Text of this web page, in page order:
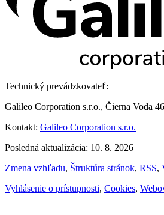
Technický prevádzkovateľ:
Galileo Corporation s.r.o., Čierna Voda
Kontakt: Galileo Corporation s.r.o.
Posledná aktualizácia: 10. 8. 2026
Zmena vzhľadu, Štruktúra stránok, RSS,
Vyhlásenie o prístupnosti, Cookies,